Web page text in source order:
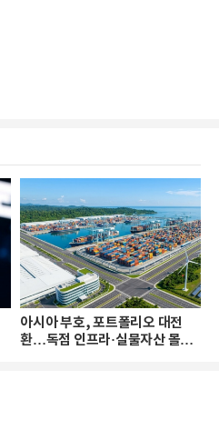
아시아 부호, 포트폴리오 대전
환…독점 인프라·실물자산 몰린